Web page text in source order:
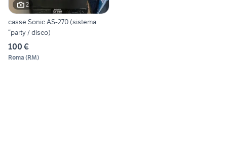
2
casse Sonic AS-270 (sistema
“party / disco)
100 €
Roma (RM)